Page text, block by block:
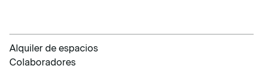
Alquiler de espacios
Colaboradores